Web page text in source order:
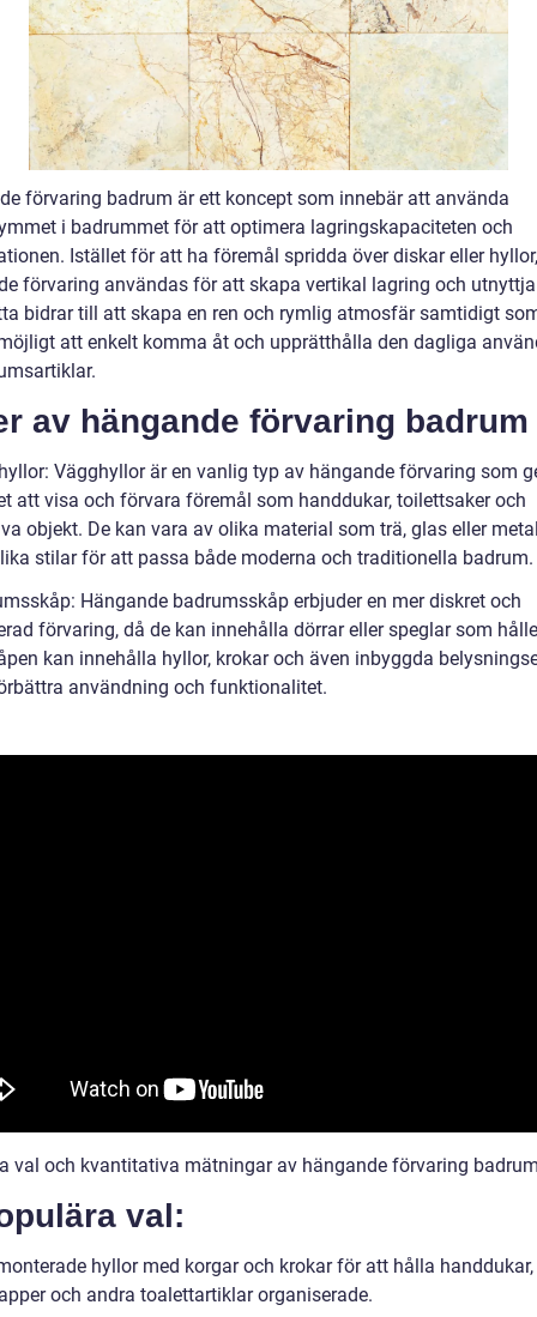
förvaring badrum är ett koncept som innebär att använda
i badrummet för att optimera lagringskapaciteten och
Istället för att ha föremål spridda över diskar eller
förvaring användas för att skapa vertikal lagring och
bidrar till att skapa en ren och rymlig atmosfär samtidigt
att enkelt komma åt och upprätthålla den dagliga
av hängande förvaring badrum
Vägghyllor är en vanlig typ av hängande förvaring som
att visa och förvara föremål som handdukar, toilettsaker och
objekt. De kan vara av olika material som trä, glas eller
stilar för att passa både moderna och traditionella badrum.
Hängande badrumsskåp erbjuder en mer diskret och
förvaring, då de kan innehålla dörrar eller speglar som
kan innehålla hyllor, krokar och även inbyggda
användning och funktionalitet.
val och kvantitativa mätningar av hängande förvaring
val:
hyllor med korgar och krokar för att hålla handdukar,
och andra toalettartiklar organiserade.